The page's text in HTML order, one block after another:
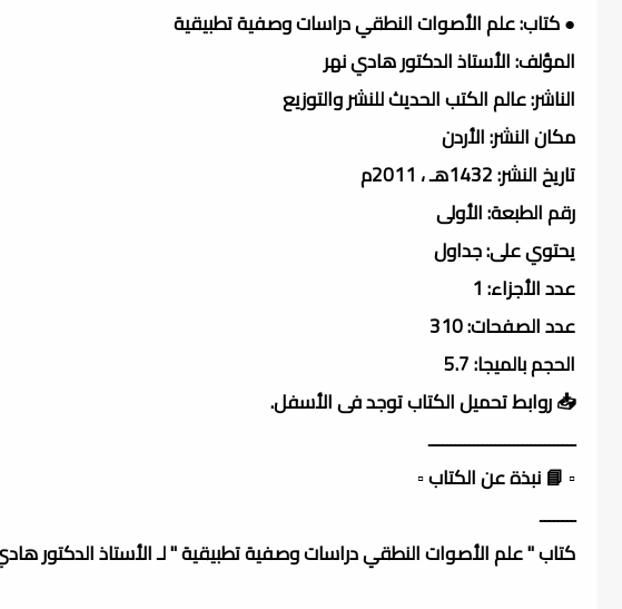
● كتاب: علم الأصوات النطقي دراسات وصفية تطبيقية
المؤلف: الأستاذ الدكتور هادي نهر
الناشر: عالم الكتب الحديث للنشر والتوزيع
مكان النشر: الأردن
تاريخ النشر: 1432هـ ، 2011م
رقم الطبعة: الأولى
يحتوي على: جداول
عدد الأجزاء: 1
عدد الصفحات: 310
الحجم بالميجا: 5.7
📥 روابط تحميل الكتاب توجد فى الأسفل.
ـــــــــــــــــــــــــــــــــ
▫️ 📘 نبذة عن الكتاب ▫️
ــــــــ
كتاب " علم الأصوات النطقي دراسات وصفية تطبيقية " لـ الأستاذ الدكتور